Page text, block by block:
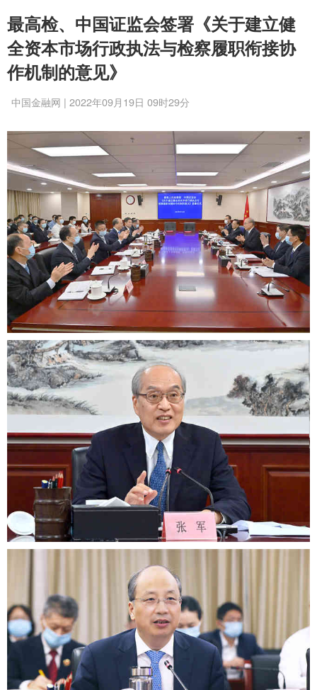
最高检、中国证监会签署《关于建立健
全资本市场行政执法与检察履职衔接协
作机制的意见》
中国金融网 | 2022年09月19日 09时29分